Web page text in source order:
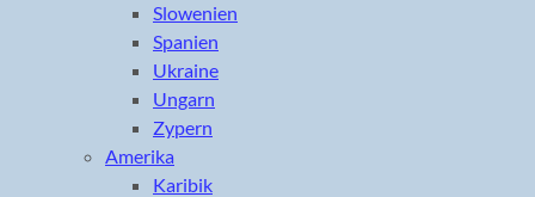
Slowenien
Spanien
Ukraine
Ungarn
Zypern
Amerika
Karibik